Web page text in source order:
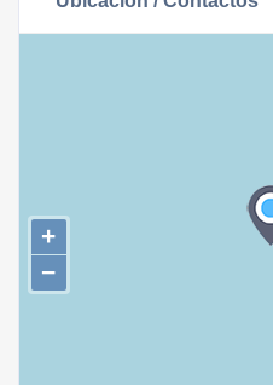
+
−